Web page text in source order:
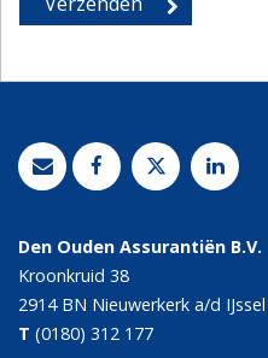
Den Ouden Assurantiën B.V.
Kroonkruid 38
2914 BN Nieuwerkerk a/d IJssel
T (0180) 312 177